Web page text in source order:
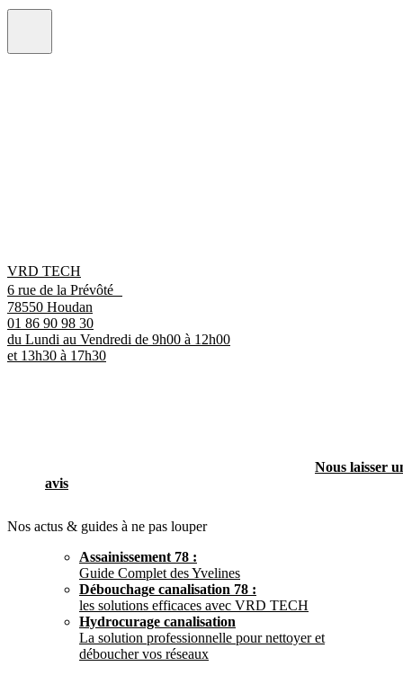
VRD TECH
6 rue de la Prévôté
78550 Houdan
01 86 90 98 30
du Lundi au Vendredi de 9h00 à 12h00
et 13h30 à 17h30
Nous laisser
avis
Nos actus & guides à ne pas louper
Assainissement 78 :
Guide Complet des Yvelines
Débouchage canalisation 78 :
les solutions efficaces avec VRD TECH
Hydrocurage canalisation
La solution professionnelle pour nettoyer et
déboucher vos réseaux